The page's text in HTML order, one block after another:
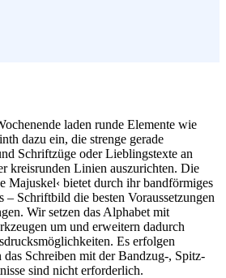
laden runde Elemente wie
dazu ein, die strenge gerade
Schriftzüge oder Lieblingstexte an
kreisrunden Linien auszurichten. Die
Majuskel‹ bietet durch ihr bandförmiges
– Schriftbild die besten Voraussetzungen
Wir setzen das Alphabet mit
um und erweitern dadurch
Es erfolgen
Schreiben mit der Bandzug-, Spitz-
sind nicht erforderlich.